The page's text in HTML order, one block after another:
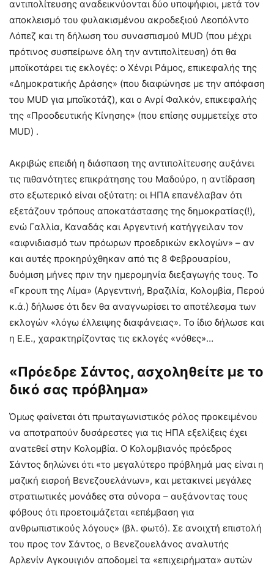
αντιπολίτευσης αναδεικνύονται δύο υποψήφιοι, μετά τον
αποκλεισμό του φυλακισμένου ακροδεξιού Λεοπόλντο
Λόπεζ και τη δήλωση του συνασπισμού MUD (που μέχρι
πρότινος συσπείρωνε όλη την αντιπολίτευση) ότι θα
μποϊκοτάρει τις εκλογές: ο Χένρι Ράμος, επικεφαλής της
«Δημοκρατικής Δράσης» (που διαφώνησε με την απόφαση
του MUD για μποϊκοτάζ), και ο Ανρί Φαλκόν, επικεφαλής
της «Προοδευτικής Κίνησης» (που επίσης συμμετείχε στο
MUD) .
Ακριβώς επειδή η διάσπαση της αντιπολίτευσης αυξάνει
τις πιθανότητες επικράτησης του Μαδούρο, η αντίδραση
στο εξωτερικό είναι οξύτατη: οι ΗΠΑ επανέλαβαν ότι
εξετάζουν τρόπους αποκατάστασης της δημοκρατίας(!),
ενώ Γαλλία, Καναδάς και Αργεντινή κατήγγειλαν τον
«αιφνιδιασμό των πρόωρων προεδρικών εκλογών» – αν
και αυτές προκηρύχθηκαν από τις 8 Φεβρουαρίου,
δυόμιση μήνες πριν την ημερομηνία διεξαγωγής τους. Το
«Γκρουπ της Λίμα» (Αργεντινή, Βραζιλία, Κολομβία, Περού
κ.ά.) δήλωσε ότι δεν θα αναγνωρίσει το αποτέλεσμα των
εκλογών «λόγω έλλειψης διαφάνειας». Το ίδιο δήλωσε και
η Ε.Ε., χαρακτηρίζοντας τις εκλογές «νόθες»…
«Πρόεδρε Σάντος, ασχοληθείτε με το
δικό σας πρόβλημα»
Όμως φαίνεται ότι πρωταγωνιστικός ρόλος προκειμένου
να αποτραπούν δυσάρεστες για τις ΗΠΑ εξελίξεις έχει
ανατεθεί στην Κολομβία. Ο Κολομβιανός πρόεδρος
Σάντος δηλώνει ότι «το μεγαλύτερο πρόβλημά μας είναι η
μαζική εισροή Βενεζουελάνων», και μετακινεί μεγάλες
στρατιωτικές μονάδες στα σύνορα – αυξάνοντας τους
φόβους ότι προετοιμάζεται «επέμβαση για
ανθρωπιστικούς λόγους» (βλ. φωτό). Σε ανοιχτή επιστολή
του προς τον Σάντος, ο Βενεζουελάνος αναλυτής
Αρλενίν Αγκουιγιόν αποδομεί τα «επιχειρήματα» αυτών